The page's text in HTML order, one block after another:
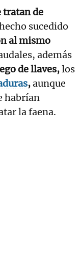
tratan de
sucedido
al mismo
además
de llaves,los
,aunque
habrían
la faena.